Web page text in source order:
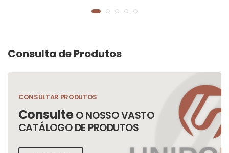
Consulta de Produtos
CONSULTAR PRODUTOS
ConsulteO NOSSO VASTO
CATÁLOGO DE PRODUTOS